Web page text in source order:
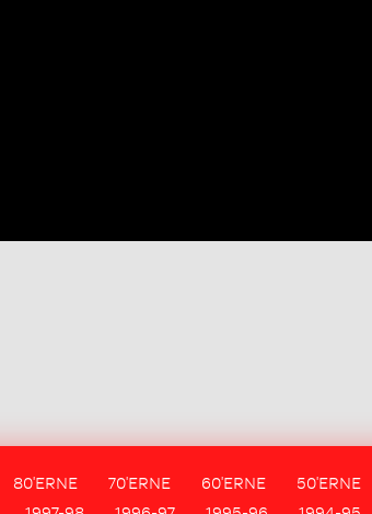
80'ERNE 70'ERNE 60'ERNE 50'ERNE